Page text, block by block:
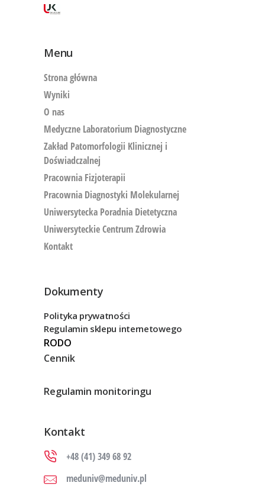
Menu
Strona główna
Wyniki
O nas
Medyczne Laboratorium Diagnostyczne
Zakład Patomorfologii Klinicznej i
Doświadczalnej
Pracownia Fizjoterapii
Pracownia Diagnostyki Molekularnej
Uniwersytecka Poradnia Dietetyczna
Uniwersyteckie Centrum Zdrowia
Kontakt
Dokumenty
Polityka prywatności
Regulamin sklepu internetowego
RODO
Cennik
Regulamin monitoringu
Kontakt
+48 (41) 349 68 92
meduniv@meduniv.pl